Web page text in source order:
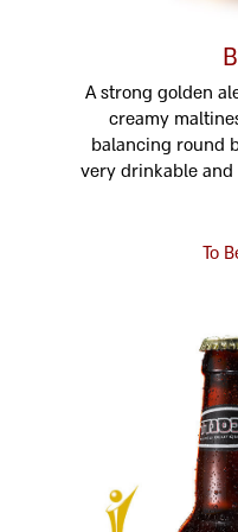
A strong golden
creamy
balancing round
very drinkable and